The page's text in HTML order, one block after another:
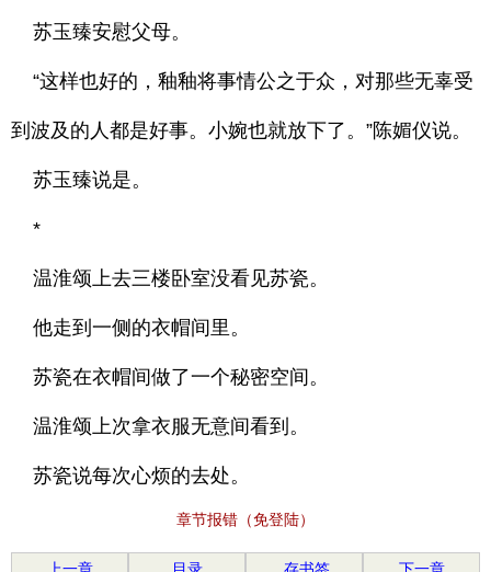
苏玉臻安慰父母。
“这样也好的，釉釉将事情公之于众，对那些无辜受
到波及的人都是好事。小婉也就放下了。”陈媚仪说。
苏玉臻说是。
*
温淮颂上去三楼卧室没看见苏瓷。
他走到一侧的衣帽间里。
苏瓷在衣帽间做了一个秘密空间。
温淮颂上次拿衣服无意间看到。
苏瓷说每次心烦的去处。
章节报错（免登陆）